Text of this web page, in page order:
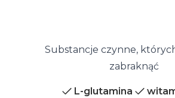
Substancje czynne,
zabraknąć
L-glutamina